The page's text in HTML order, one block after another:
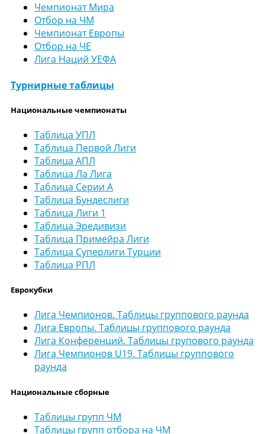
Чемпионат Мира
Отбор на ЧМ
Чемпионат Европы
Отбор на ЧЕ
Лига Наций УЕФА
Турнирные таблицы
Национальные чемпионаты
Таблица УПЛ
Таблица Первой Лиги
Таблица АПЛ
Таблица Ла Лига
Таблица Серии А
Таблица Бундеслиги
Таблица Лиги 1
Таблица Эредивизи
Таблица Примейра Лиги
Таблица Суперлиги Турции
Таблица РПЛ
Еврокубки
Лига Чемпионов. Таблицы группового раунда
Лига Европы. Таблицы группового раунда
Лига Конференций. Таблицы групового раунда
Лига Чемпионов U19. Таблицы группового
раунда
Национальные сборные
Таблицы групп ЧМ
Таблицы групп отбора на ЧМ